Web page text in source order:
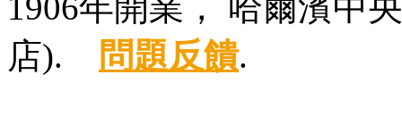
店).
問題反饋.